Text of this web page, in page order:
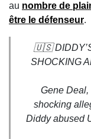
au nombre de
être le défenseur.
🇺🇸
SHOCKING
Gene Deal,
shocking
Diddy abused